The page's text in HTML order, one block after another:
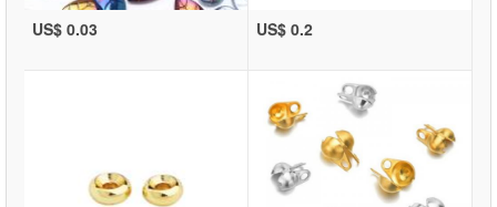
US$ 0.03 US$ 0.2